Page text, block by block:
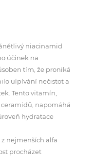
niacinamid
účinek na
tím, že proniká
ulpívání nečistot a
Tento vitamín,
napomáhá
hydratace
nejmenších alfa
procházet